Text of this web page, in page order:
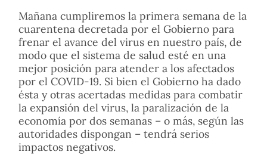
Mañana cumpliremos la primera semana de la
cuarentena decretada por el Gobierno para
frenar el avance del virus en nuestro país, de
modo que el sistema de salud esté en una
mejor posición para atender a los afectados
por el COVID-19. Si bien el Gobierno ha dado
ésta y otras acertadas medidas para combatir
la expansión del virus, la paralización de la
economía por dos semanas – o más, según las
autoridades dispongan – tendrá serios
impactos negativos.